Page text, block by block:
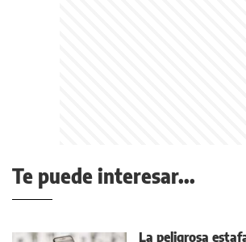
Te puede interesar...
La peligrosa